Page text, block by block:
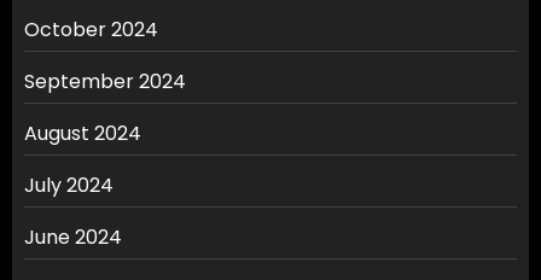
October 2024
September 2024
August 2024
July 2024
June 2024